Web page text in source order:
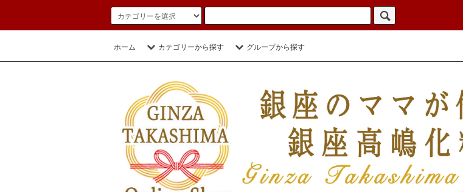
ホーム カテゴリーから探す グループから探す